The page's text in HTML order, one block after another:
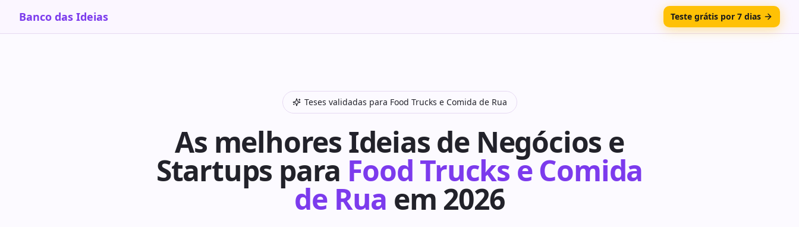
Banco das Ideias Teste grátis por 7 dias
Teses validadas para Food Trucks e Comida de Rua
As melhores Ideias de Negócios e
Startups para Food Trucks e Comida
de Rua em 2026